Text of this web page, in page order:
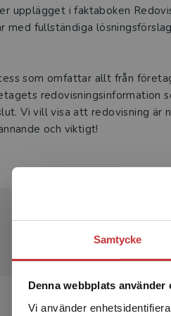
Samtycke
Denna webbplats använder
Vi använder
passar in i
produkter
eller har
Den här
upplägget i faktaboken
med fullständiga
som omfattar allt från
redovisningsinformation
Vi vill visa att redovisning
och viktigt!